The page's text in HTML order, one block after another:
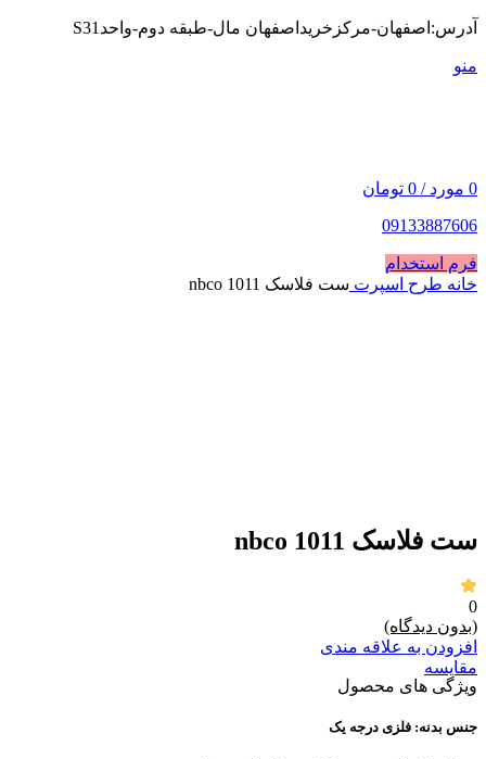
آدرس:اصفهان-مرکزخریداصفهان مال-طبقه دوم-واحدS31
منو
0 مورد /
0 تومان
09133887606
فرم استخدام
خانه طرح اسپرت ست فلاسک nbco 1011
ست فلاسک nbco 1011
0
(بدون دیدگاه)
افزودن به علاقه مندی
مقايسه
ویژگی های محصول
جنس بدنه: فلزی درجه یک